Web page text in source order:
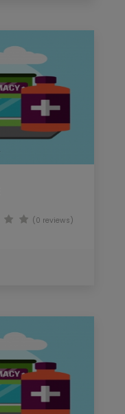
(0 reviews)